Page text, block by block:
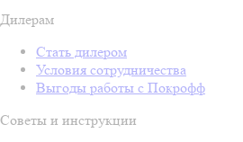
Дилерам
Стать дилером
Условия сотрудничества
Выгоды работы с Покрофф
Советы и инструкции